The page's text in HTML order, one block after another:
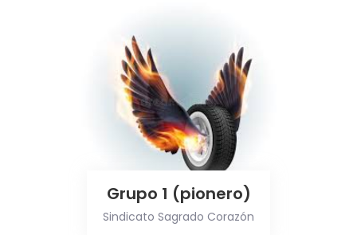
Grupo 1 (pionero)
Sindicato Sagrado Corazón